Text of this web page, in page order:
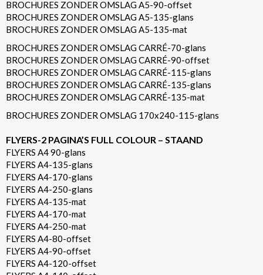
BROCHURES ZONDER OMSLAG A5-90-offset
BROCHURES ZONDER OMSLAG A5-135-glans
BROCHURES ZONDER OMSLAG A5-135-mat
BROCHURES ZONDER OMSLAG CARRÉ-70-glans
BROCHURES ZONDER OMSLAG CARRÉ-90-offset
BROCHURES ZONDER OMSLAG CARRÉ-115-glans
BROCHURES ZONDER OMSLAG CARRÉ-135-glans
BROCHURES ZONDER OMSLAG CARRÉ-135-mat
BROCHURES ZONDER OMSLAG 170x240-115-glans
FLYERS-2 PAGINA’S FULL COLOUR – STAAND
FLYERS A4 90-glans
FLYERS A4-135-glans
FLYERS A4-170-glans
FLYERS A4-250-glans
FLYERS A4-135-mat
FLYERS A4-170-mat
FLYERS A4-250-mat
FLYERS A4-80-offset
FLYERS A4-90-offset
FLYERS A4-120-offset